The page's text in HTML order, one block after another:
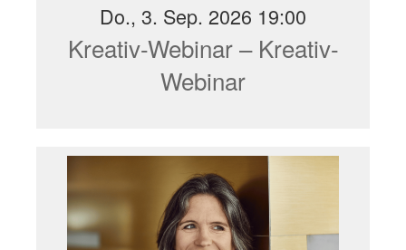
Do., 3. Sep. 2026 19:00
Kreativ-Webinar – Kreativ-
Webinar